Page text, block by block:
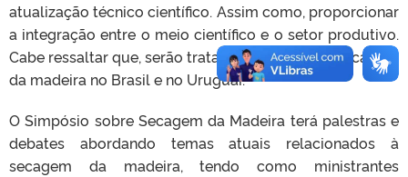
atualização técnico científico. Assim como, proporcionar
a integração entre o meio científico e o setor produtivo.
Cabe ressaltar que, serão tratados aspectos da secagem
da madeira no Brasil e no Uruguai.
O Simpósio sobre Secagem da Madeira terá palestras e
debates abordando temas atuais relacionados à
secagem da madeira, tendo como ministrantes